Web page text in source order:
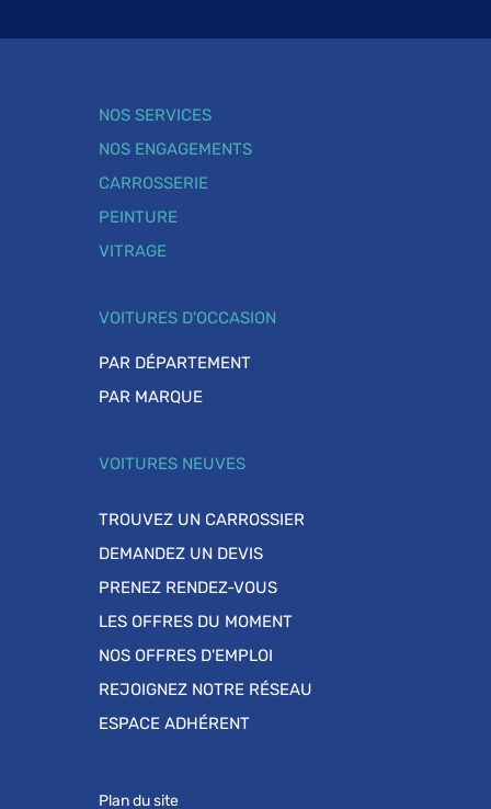
NOS SERVICES
NOS ENGAGEMENTS
CARROSSERIE
PEINTURE
VITRAGE
VOITURES D'OCCASION
PAR DÉPARTEMENT
PAR MARQUE
VOITURES NEUVES
TROUVEZ UN CARROSSIER
DEMANDEZ UN DEVIS
PRENEZ RENDEZ-VOUS
LES OFFRES DU MOMENT
NOS OFFRES D'EMPLOI
REJOIGNEZ NOTRE RÉSEAU
ESPACE ADHÉRENT
Plan du site